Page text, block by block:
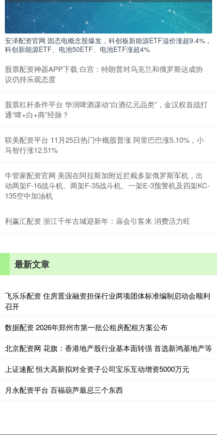
安泽配资官网 固态电概念股爆发，科创板新能源ETF溢价涨超9.4%，
科创新能源ETF、电池50ETF、电池ETF涨超4%
股票配资神器APP下载 白宫：特朗普对乌克兰和俄罗斯达成协
议仍持乐观态度
股票杠杆条件平台 华润啤酒谋动“白酒亿元品类”，金汉权首战打
通“啤+白+商”经脉？
联美配资平台 11月25日热门中概股普涨 阿里巴巴涨5.10%，小
马智行涨12.51%
牛管家配资官网 美国在阿拉斯加附近拦截多架俄罗斯军机，出
动两架F-16战斗机、两架F-35战斗机、一架E-3预警机及四架KC-
135空中加油机
利赢汇配资 浙江千年古城迎新年：庙会引客来 消费活力旺
最新文章
飞乐乐配资 住房置业融资担保行业两项团体标准编制启动会顺利
召开
数据配资 2026年郑州市第一批公租房配租方案公布
北京配资网 花旗：香港地产股行业基本面转强 首选新鸿基地产等
上证速配 恒大高新拟对全资子公司宝乐互动增资5000万元
月永配资平台 百福葫芦最忌三个东西